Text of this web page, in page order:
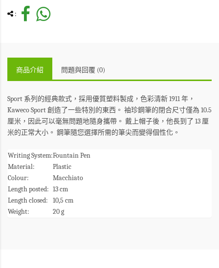
:
商品介紹 問題與回覆 (0)
Sport 系列的經典款式，採用優質塑料製成，色彩清新1911 年，
Kaweco Sport 創造了一些特別的東西。 袖珍鋼筆的閉合尺寸僅為 10.5
厘米，因此可以毫無問題地隨身攜帶。 戴上帽子後，他長到了 13 厘
米的正常大小。 鋼筆隨您選擇所需的筆尖而變得個性化。
Writing System:Fountain Pen
Material:
Plastic
Colour:
Macchiato
Length posted: 13 cm
Length closed:
10,5 cm
Weight:
20 g